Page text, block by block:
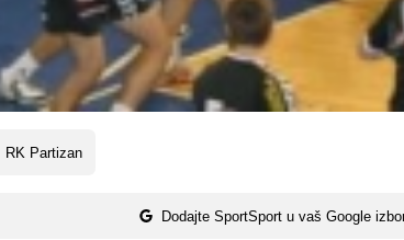
RK Partizan
Dodajte SportSport u vaš Google